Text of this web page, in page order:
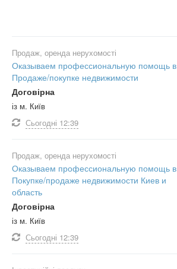
Продаж, оренда нерухомості
Оказываем профессиональную помощь в
Продаже/покупке недвижимости
Договірна
із м. Київ
Сьогодні 12:39
Продаж, оренда нерухомості
Оказываем профессиональную помощь в
Покупке/продаже недвижимости Киев и
область
Договірна
із м. Київ
Сьогодні 12:39